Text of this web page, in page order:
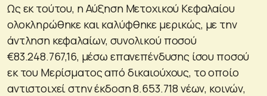
Ως εκ τούτου, η Αύξηση Μετοχικού Κεφαλαίου
ολοκληρώθηκε και καλύφθηκε μερικώς, με την
άντληση κεφαλαίων, συνολικού ποσού
€83.248.767,16, μέσω επανεπένδυσης ίσου ποσού
εκ του Μερίσματος από δικαιούχους, το οποίο
αντιστοιχεί στην έκδοση 8.653.718 νέων, κοινών,